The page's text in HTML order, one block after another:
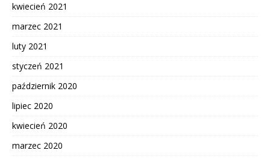
kwiecień 2021
marzec 2021
luty 2021
styczeń 2021
październik 2020
lipiec 2020
kwiecień 2020
marzec 2020